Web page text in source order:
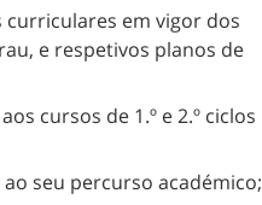
curriculares em vigor dos
e respetivos planos de
cursos de 1.º e 2.º ciclos
seu percurso académico;